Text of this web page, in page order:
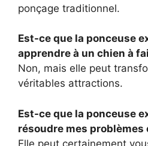
ponçage traditionnel.
Est-ce que la ponceuse
apprendre à un chien à
Non, mais elle peut
véritables attractions.
Est-ce que la ponceuse
résoudre mes
Elle peut certainement